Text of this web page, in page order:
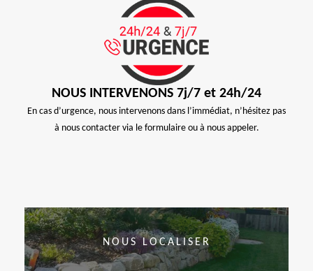
NOUS INTERVENONS 7j/7 et 24h/24
En cas d’urgence, nous intervenons dans l’immédiat, n’hésitez pas
à nous contacter via le formulaire ou à nous appeler.
NOUS LOCALISER